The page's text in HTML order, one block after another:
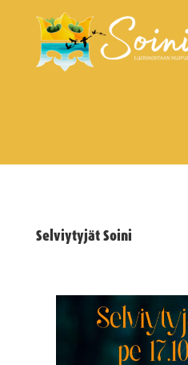
Selviytyjät Soini